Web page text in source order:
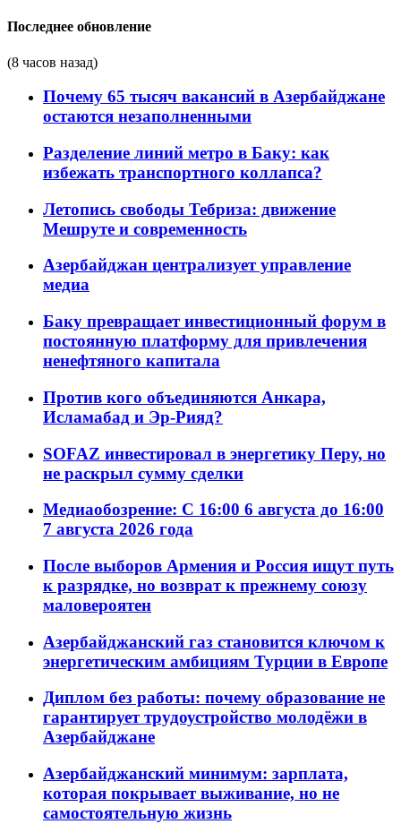
Последнее обновление
(8 часов назад)
Почему 65 тысяч вакансий в Азербайджане
остаются незаполненными
Разделение линий метро в Баку: как
избежать транспортного коллапса?
Летопись свободы Тебриза: движение
Мешруте и современность
Азербайджан централизует управление
медиа
Баку превращает инвестиционный форум в
постоянную платформу для привлечения
ненефтяного капитала
Против кого объединяются Анкара,
Исламабад и Эр-Рияд?
SOFAZ инвестировал в энергетику Перу, но
не раскрыл сумму сделки
Медиаобозрение: С 16:00 6 августа до 16:00
7 августа 2026 года
После выборов Армения и Россия ищут путь
к разрядке, но возврат к прежнему союзу
маловероятен
Азербайджанский газ становится ключом к
энергетическим амбициям Турции в Европе
Диплом без работы: почему образование не
гарантирует трудоустройство молодёжи в
Азербайджане
Азербайджанский минимум: зарплата,
которая покрывает выживание, но не
самостоятельную жизнь